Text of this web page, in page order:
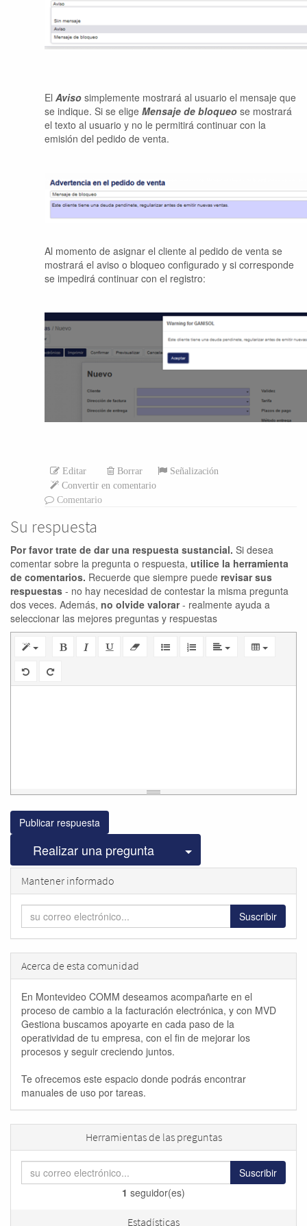
El Aviso simplemente mostrará al usuario el mensaje que
se indique. Si se elige Mensaje de bloqueo se mostrará
el texto al usuario y no le permitirá continuar con la
emisión del pedido de venta.
Al momento de asignar el cliente al pedido de venta se
mostrará el aviso o bloqueo configurado y si corresponde
se impedirá continuar con el registro:
Editar Borrar
Señalización
Convertir en comentario
Comentario
Su respuesta
Por favor trate de dar una respuesta sustancial. Si desea
comentar sobre la pregunta o respuesta, utilice la herramienta
de comentarios. Recuerde que siempre puede revisar sus
respuestas - no hay necesidad de contestar la misma pregunta
dos veces. Además, no olvide valorar- realmente ayuda a
seleccionar las mejores preguntas y respuestas
Publicar respuesta
Realizar una pregunta Seleccionar
Mantener informado
Suscribir
Acerca de esta comunidad
En Montevideo COMM deseamos acompañarte en el
proceso de cambio a la facturación electrónica, y con MVD
Gestiona buscamos apoyarte en cada paso de la
operatividad de tu empresa, con el fin de mejorar los
procesos y seguir creciendo juntos.
Te ofrecemos este espacio donde podrás encontrar
manuales de uso por tareas.
Herramientas de las preguntas
Suscribir
1 seguidor(es)
Estadísticas